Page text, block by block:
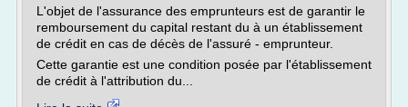
L'objet de l'assurance des emprunteurs est de garantir le
remboursement du capital restant du à un établissement
de crédit en cas de décès de l'assuré - emprunteur.
Cette garantie est une condition posée par l'établissement
de crédit à l'attribution du...